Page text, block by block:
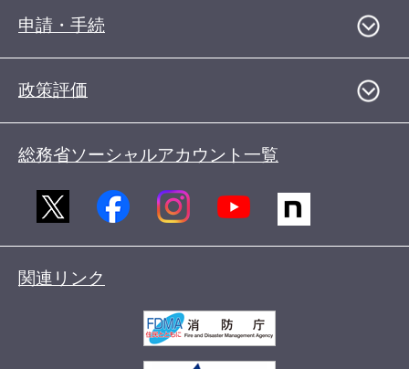
申請・手続
政策評価
総務省ソーシャルアカウント一覧
関連リンク